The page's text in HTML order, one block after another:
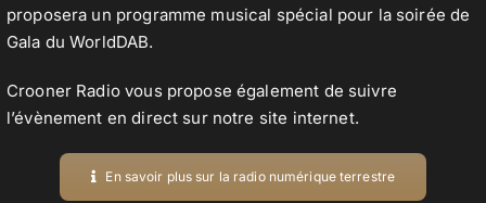
proposera un programme musical spécial pour la soirée de
Gala du WorldDAB.
Crooner Radio vous propose également de suivre
l’évènement en direct sur notre site internet.
En savoir plus sur la radio numérique terrestre